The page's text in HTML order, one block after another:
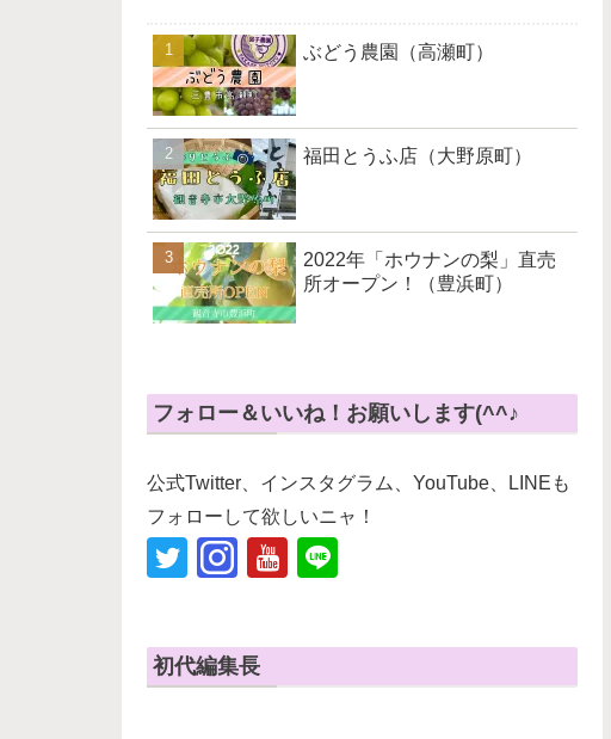
ぶどう農園（高瀬町）
福田とうふ店（大野原町）
2022年「ホウナンの梨」直売
所オープン！（豊浜町）
フォロー＆いいね！お願いします(^^♪
公式Twitter、インスタグラム、YouTube、LINEも
フォローして欲しいニャ！
初代編集長